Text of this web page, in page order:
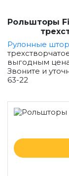
Рольшторы
Рулонные
выгодным
Звоните и
63-22